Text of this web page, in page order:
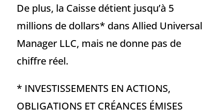
De plus, la Caisse détient jusqu’à 5
millions de dollars* dans Allied Universal
Manager LLC, mais ne donne pas de
chiffre réel.
* INVESTISSEMENTS EN ACTIONS,
OBLIGATIONS ET CRÉANCES ÉMISES